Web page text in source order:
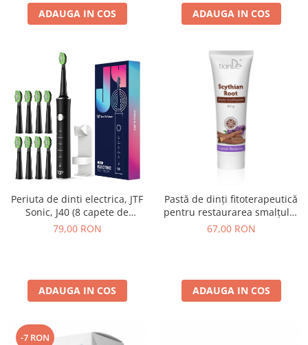
ADAUGA IN COS ADAUGA IN COS
Periuta de dinti electrica, JTF
Sonic, J40 (8 capete de
periuta, cablu de incarcare,
79,00 RON
ADAUGA IN COS
Pastă de dinți fitoterapeutică
pentru restaurarea smalțului
cu rădăcină de Scythian, 80 g
67,00 RON
ADAUGA IN COS
-7 RON